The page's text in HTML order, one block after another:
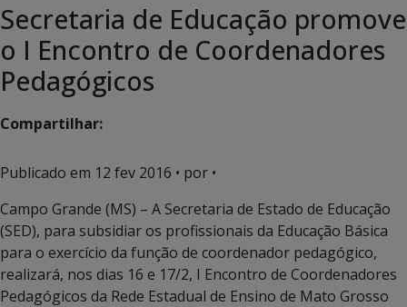
Secretaria de Educação promove
o I Encontro de Coordenadores
Pedagógicos
Compartilhar:
Publicado em 12 fev 2016 • por •
Campo Grande (MS) – A Secretaria de Estado de Educação
(SED), para subsidiar os profissionais da Educação Básica
para o exercício da função de coordenador pedagógico,
realizará, nos dias 16 e 17/2, I Encontro de Coordenadores
Pedagógicos da Rede Estadual de Ensino de Mato Grosso